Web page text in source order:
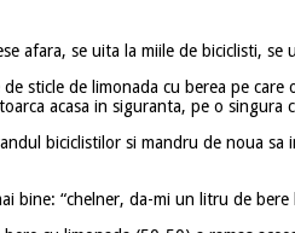
afara, se uita la miile de biciclisti,
de sticle de limonada cu berea pe
acasa in siguranta, pe o singura
biciclistilor si mandru de noua
bine: “chelner, da-mi un litru de